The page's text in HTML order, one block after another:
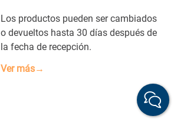
Los productos pueden ser cambiados
o devueltos hasta 30 días después de
la fecha de recepción.
Ver más→